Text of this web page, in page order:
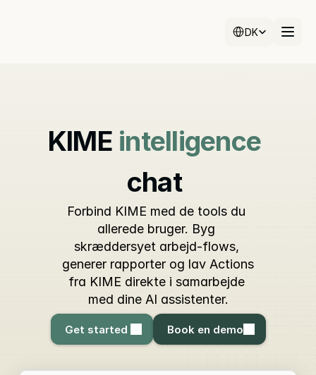
DK
KIME intelligence
chat
Forbind KIME med de tools du
allerede bruger. Byg
skræddersyet arbejd-flows,
generer rapporter og lav Actions
fra KIME direkte i samarbejde
med dine AI assistenter.
Get started Book en demo